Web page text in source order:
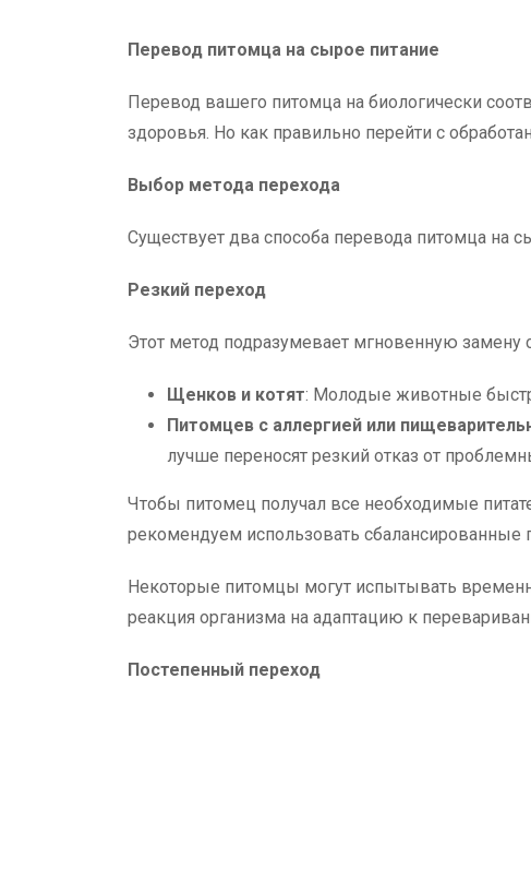
Перевод питомца на сырое питание
Перевод вашего питомца на биологически
здоровья. Но как правильно перейти с
Выбор метода перехода
Существует два способа перевода питомца на
Резкий переход
Этот метод подразумевает мгновенную замену
Щенков и котят: Молодые животные
Питомцев с аллергией или
лучше переносят резкий отказ от
Чтобы питомец получал все необходимые
рекомендуем использовать
Некоторые питомцы могут испытывать
реакция организма на адаптацию к
Постепенный переход